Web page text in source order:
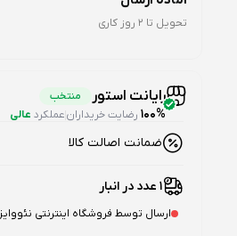
تحویل تا 2 روز کاری
رایانت استور منتخب
100% رضایت خریدارانعملکرد عالی
ضمانت اصالت کالا
1 عدد در انبار
ارسال توسط فروشگاه اینترنتی نئووایز